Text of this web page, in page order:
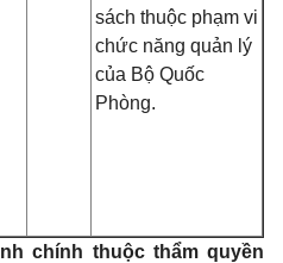
sách thuộc phạm vi
chức năng quản lý
của Bộ Quốc
Phòng.
chính thuộc thẩm quyền